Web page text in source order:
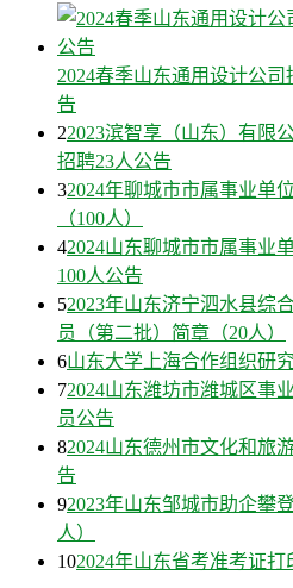
2024春季山东通用设计公
告
22023滨智享（山东）有限
招聘23人公告
32024年聊城市市属事业单
（100人）
42024山东聊城市市属事业
100人公告
52023年山东济宁泗水县综
员（第二批）简章（20人）
6山东大学上海合作组织研
72024山东潍坊市潍城区事
员公告
82024山东德州市文化和旅
告
92023年山东邹城市助企攀
人）
102024年山东省考准考证打